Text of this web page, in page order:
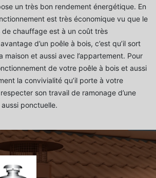
un très bon rendement énergétique. En
est très économique vu que le
de chauffage est à un coût très
d’un poêle à bois, c’est qu’il sort
maison et aussi avec l’appartement. Pour
de votre poêle à bois et aussi
la convivialité qu’il porte à votre
son travail de ramonage d’une
ponctuelle.